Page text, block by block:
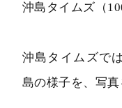
沖島タイムズ（
沖島タイムズで
島の様子を、写真